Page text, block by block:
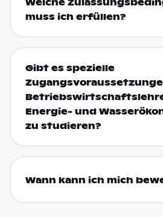
Welche
muss ich erfüllen?
Gibt es spezielle
Energie- und
zu studieren?
Wann kann ich mich